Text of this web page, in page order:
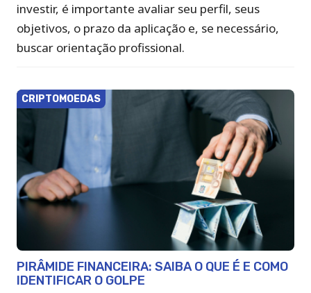
investir, é importante avaliar seu perfil, seus
objetivos, o prazo da aplicação e, se necessário,
buscar orientação profissional.
CRIPTOMOEDAS
PIRÂMIDE FINANCEIRA: SAIBA O QUE É E COMO
IDENTIFICAR O GOLPE